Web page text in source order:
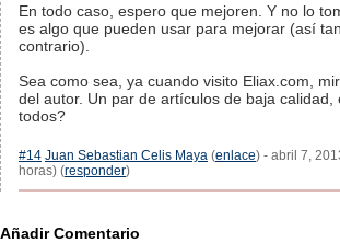
En todo caso, espero que mejoren. Y no lo
es algo que pueden usar para mejorar (así
contrario).
Sea como sea, ya cuando visito Eliax.com,
del autor. Un par de artículos de baja calidad,
todos?
#14 Juan Sebastian Celis Maya (enlace) - abril 7,
horas) (responder)
Añadir Comentario